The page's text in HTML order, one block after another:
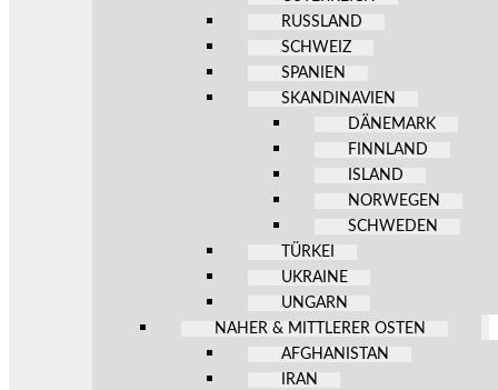
RUSSLAND
SCHWEIZ
SPANIEN
SKANDINAVIEN
DÄNEMARK
FINNLAND
ISLAND
NORWEGEN
SCHWEDEN
TÜRKEI
UKRAINE
UNGARN
NAHER & MITTLERER OSTEN
AFGHANISTAN
IRAN